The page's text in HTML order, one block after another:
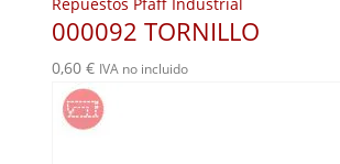
000092 TORNILLO
0,60 € IVA no incluido